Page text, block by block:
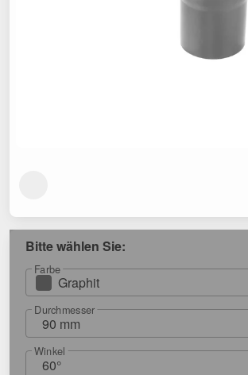
Bitte wählen Sie:
Farbe
Graphit
Durchmesser
90 mm
Winkel
60°